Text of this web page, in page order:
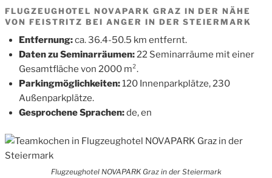
FLUGZEUGHOTEL NOVAPARK GRAZ IN DER NÄHE
VON FEISTRITZ BEI ANGER IN DER STEIERMARK
Entfernung:ca. 36.4-50.5 km entfernt.
Daten zu Seminarräumen:22 Seminarräume mit einer
Gesamtfläche von 2000 m².
Parkingmöglichkeiten:120 Innenparkplätze, 230
Außenparkplätze.
Gesprochene Sprachen:de, en
Flugzeughotel NOVAPARK Graz in der Steiermark